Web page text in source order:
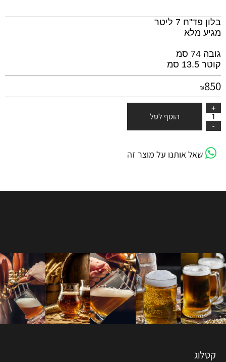
בלון פד"ח 7 ליטר
מגיע מלא
גובה 74 סמ
קוטר 13.5 סמ
₪850
הוסף לסל
שאל אותנו על מוצר זה
קטלוג